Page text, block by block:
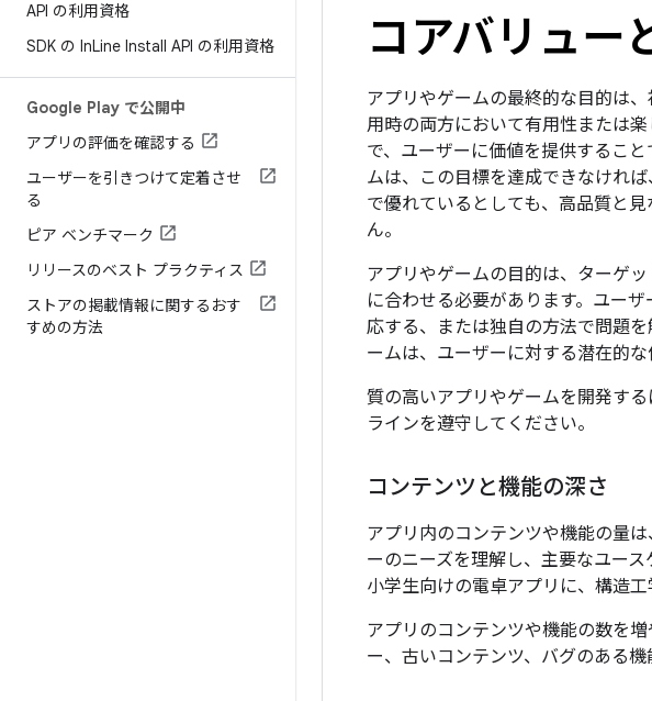
API の利用資格
SDK の InLine Install API の利用資格
Google Play で公開中
アプリの評価を確認する
ユーザーを引きつけて定着させ
る
ピア ベンチマーク
リリースのベスト プラクティス
ストアの掲載情報に関するおす
すめの方法
コアバリュー
アプリやゲームの最終的な目的は
用時の両方において有用性または
で、ユーザーに価値を提供すること
ムは、この目標を達成できなけれ
で優れているとしても、高品質と
ん。
アプリやゲームの目的は、ターゲ
に合わせる必要があります。ユー
応する、または独自の方法で問題
ームは、ユーザーに対する潜在的な
質の高いアプリやゲームを開発す
ラインを遵守してください。
コンテンツと機能の深さ
アプリ内のコンテンツや機能の量
ーのニーズを理解し、主要なユー
小学生向けの電卓アプリに、構造
アプリのコンテンツや機能の数を
ー、古いコンテンツ、バグのある